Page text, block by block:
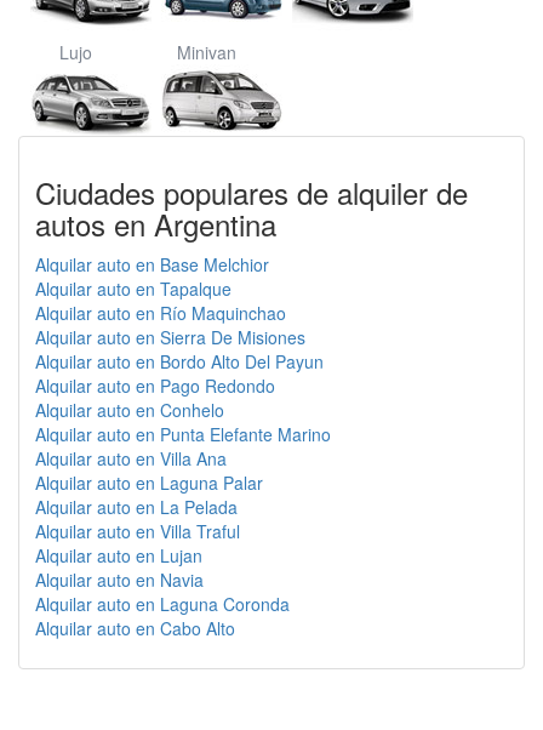
Lujo Minivan
Ciudades populares de alquiler de
autos en Argentina
Alquilar auto en Base Melchior
Alquilar auto en Tapalque
Alquilar auto en Río Maquinchao
Alquilar auto en Sierra De Misiones
Alquilar auto en Bordo Alto Del Payun
Alquilar auto en Pago Redondo
Alquilar auto en Conhelo
Alquilar auto en Punta Elefante Marino
Alquilar auto en Villa Ana
Alquilar auto en Laguna Palar
Alquilar auto en La Pelada
Alquilar auto en Villa Traful
Alquilar auto en Lujan
Alquilar auto en Navia
Alquilar auto en Laguna Coronda
Alquilar auto en Cabo Alto